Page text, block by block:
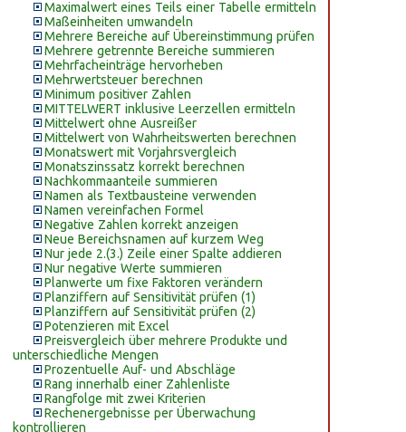
Maximalwert eines Teils einer Tabelle ermitteln
Maßeinheiten umwandeln
Mehrere Bereiche auf Übereinstimmung prüfen
Mehrere getrennte Bereiche summieren
Mehrfacheinträge hervorheben
Mehrwertsteuer berechnen
Minimum positiver Zahlen
MITTELWERT inklusive Leerzellen ermitteln
Mittelwert ohne Ausreißer
Mittelwert von Wahrheitswerten berechnen
Monatswert mit Vorjahrsvergleich
Monatszinssatz korrekt berechnen
Nachkommaanteile summieren
Namen als Textbausteine verwenden
Namen vereinfachen Formel
Negative Zahlen korrekt anzeigen
Neue Bereichsnamen auf kurzem Weg
Nur jede 2.(3.) Zeile einer Spalte addieren
Nur negative Werte summieren
Planwerte um fixe Faktoren verändern
Planziffern auf Sensitivität prüfen (1)
Planziffern auf Sensitivität prüfen (2)
Potenzieren mit Excel
Preisvergleich über mehrere Produkte und
unterschiedliche Mengen
Prozentuelle Auf- und Abschläge
Rang innerhalb einer Zahlenliste
Rangfolge mit zwei Kriterien
Rechenergebnisse per Überwachung
kontrollieren